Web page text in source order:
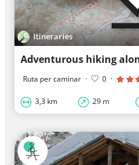
Itineraries
Ruta per caminar · 0 ·
3,3 km 29 m